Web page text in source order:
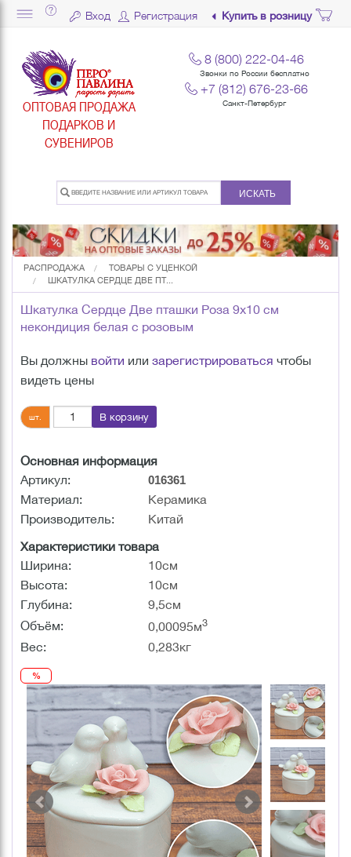
Вход Регистрация Купить в розницу
ОПТОВАЯ ПРОДАЖА
ПОДАРКОВ И
СУВЕНИРОВ
8 (800) 222-04-46
Звонки по России бесплатно
+7 (812) 676-23-66
Санкт-Петербург
ИСКАТЬ
РАСПРОДАЖА
ТОВАРЫ С УЦЕНКОЙ
ШКАТУЛКА СЕРДЦЕ ДВЕ ПТ...
Шкатулка Сердце Две пташки Роза 9х10 см
некондиция белая с розовым
Вы должны войти или зарегистрироваться чтобы
видеть цены
шт. В корзину
Основная информация
Артикул:
016361
Материал:
Керамика
Производитель:
Китай
Характеристики товара
Ширина:
10см
Высота:
10см
Глубина:
9,5см
Объём:
0,00095м3
Вес: 0,283кг
%